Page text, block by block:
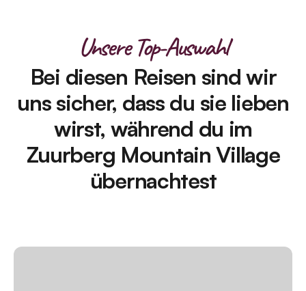
Unsere Top-Auswahl
Bei diesen Reisen sind wir
uns sicher, dass du sie lieben
wirst, während du im
Zuurberg Mountain Village
übernachtest